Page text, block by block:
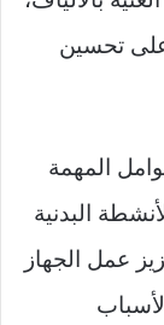
على تحسين
المهمة
البدنية
عمل الجهاز